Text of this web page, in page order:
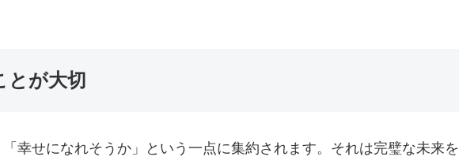
とが大切
幸せになれそうか」という一点に集約されます。それは完璧な未来